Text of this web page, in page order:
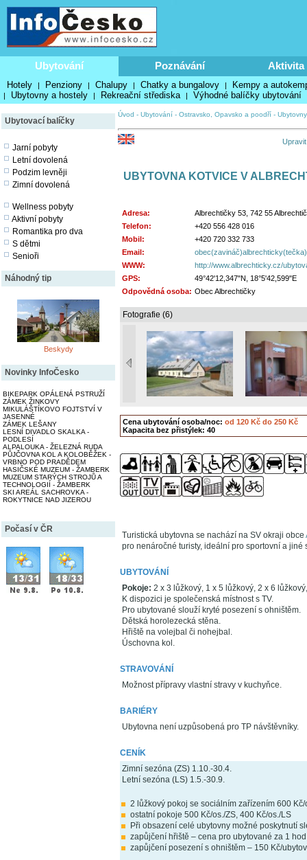
Ubytování Poznávání Aktivita
Hotely | Penziony | Chalupy | Chatky a bungalovy | Kempy a
| Ubytovny a hostely | Rekreační střediska | Výhodné balíčky ubytování
Ubytovací balíčky
Jarní pobyty
Letní dovolená
Podzim levněji
Zimní dovolená
Wellness pobyty
Aktivní pobyty
Romantika pro dva
S dětmi
Senioři
Náhodný tip
Beskydy
Novinky InfoČesko
BIKEPARK OPÁLENÁ PSTRUŽÍ
ZÁMEK ŽINKOVY
MIKULÁŠTÍKOVO FOJTSTVÍ V
JASENNÉ
ZÁMEK LEŠANY
LESNÍ DIVADLO SKALKA -
PODLESÍ
ALPALOUKA - ŽELEZNÁ RUDA
PŮJČOVNA KOL A KOLOBĚŽEK -
VRBNO POD PRADĚDEM
HASIČSKÉ MUZEUM - ŽAMBERK
MUZEUM STARÝCH STROJŮ A
TECHNOLOGIÍ - ŽAMBERK
SKI AREÁL SACHROVKA -
ROKYTNICE NAD JIZEROU
Počasí v ČR
Úvod - Ubytování - Ostravsko, Opavsko a poodří -
UBYTOVNA KOTVICE V
Adresa:
Albrechtičky 53, 742 55
Telefon:
+420 556 428 016
Mobil:
+420 720 332 733
Email:
WWW:
http://www.albrechticky.cz/
GPS:
49°42'12,347"N, 18°5'42,599"E
Odpovědná osoba: Obec Albrechtičky
Fotografie (6)
Cena ubytování osoba/noc: od 120 Kč do 250 Kč
Kapacita bez přistýlek: 40
Turistická ubytovna se nachází na SV okraji obce
pro nenáročné turisty, ideální pro sportovní a jiné
UBYTOVÁNÍ
Pokoje: 2 x 3 lůžkový, 1 x 5 lůžkový, 2 x 6
K dispozici je společenská místnost s TV.
Pro ubytované slouží kryté posezení s ohništěm.
Dětská horolezecká stěna.
Hřiště na volejbal či nohejbal.
Úschovna kol.
STRAVOVÁNÍ
Možnost přípravy vlastní stravy v kuchyňce.
BARIÉRY
Ubytovna není uzpůsobená pro TP návštěvníky.
CENÍK
Zimní sezóna (ZS) 1.10.-30.4.
Letní sezóna (LS) 1.5.-30.9.
2 lůžkový pokoj se sociálním zařízením 600 Kč/
ostatní pokoje 500 Kč/os./ZS, 400 Kč/os./LS
Při obsazení celé ubytovny možné poskytnutí
zapůjčení hřiště – cena pro ubytované za 1
zapůjčení posezení s ohništěm – 150 Kč/